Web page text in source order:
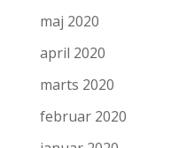
maj 2020
april 2020
marts 2020
februar 2020